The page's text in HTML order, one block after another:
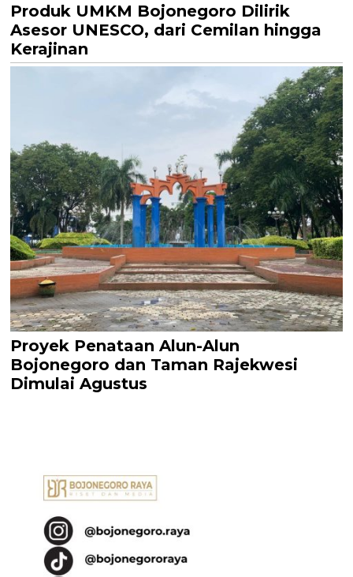
Produk UMKM Bojonegoro Dilirik
Asesor UNESCO, dari Cemilan hingga
Kerajinan
Proyek Penataan Alun-Alun
Bojonegoro dan Taman Rajekwesi
Dimulai Agustus